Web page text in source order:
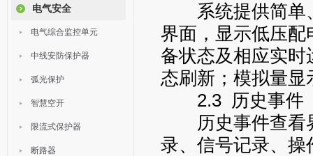
电气安全
电气综合监控单元
中线安防保护器
弧光保护
智慧空开
限流式保护器
断路器
系统提供简单、
界面，显示低压
备状态及相应实
态刷新；模拟量
2.3 历史事件
历史事件查看界
录、信号记录、